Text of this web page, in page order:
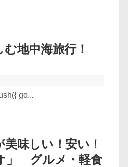
地中海旅行！
go...
味しい！安い！
」 グルメ・軽食